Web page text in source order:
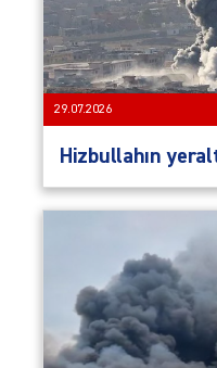
29.07.2026
Hizbullahın